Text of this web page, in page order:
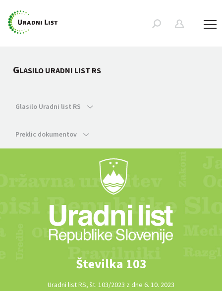
GLASILO URADNI LIST RS
Glasilo Uradni list RS
Preklic dokumentov
Številka 103
Uradni list RS, št. 103/2023 z dne 6. 10. 2023